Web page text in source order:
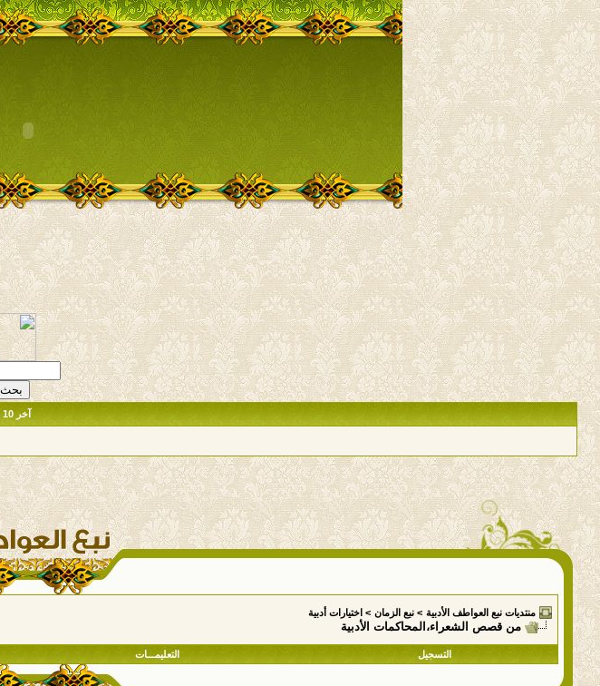
آخر 10 مشاركات
منتديات نبع العواطف الأدبية > نبع الزمان > اختيارات أدبية
من قصص الشعراء،المحاكمات الأدبية
التسجيل التعليمـــات